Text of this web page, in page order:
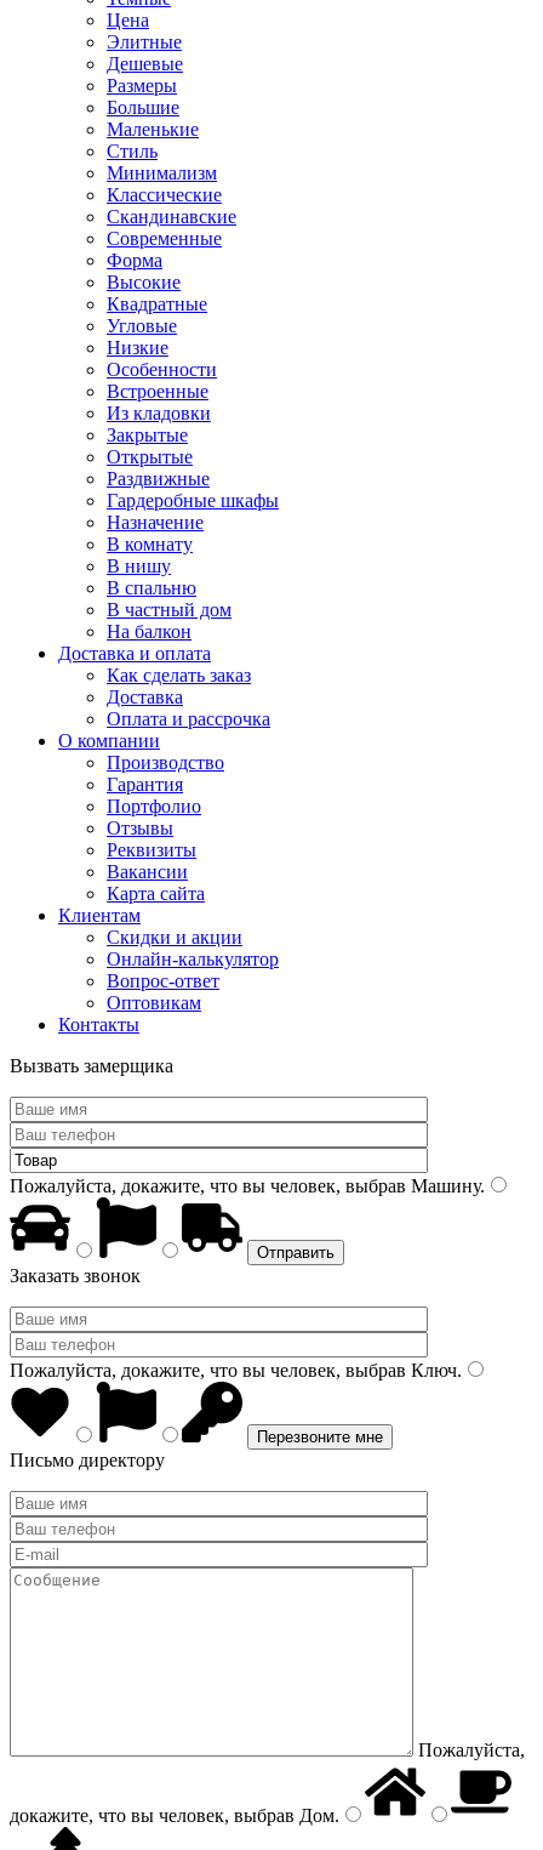
Цена
Элитные
Дешевые
Размеры
Большие
Маленькие
Стиль
Минимализм
Классические
Скандинавские
Современные
Форма
Высокие
Квадратные
Угловые
Низкие
Особенности
Встроенные
Из кладовки
Закрытые
Открытые
Раздвижные
Гардеробные шкафы
Назначение
В комнату
В нишу
В спальню
В частный дом
На балкон
Доставка и оплата
Как сделать заказ
Доставка
Оплата и рассрочка
О компании
Производство
Гарантия
Портфолио
Отзывы
Реквизиты
Вакансии
Карта сайта
Клиентам
Скидки и акции
Онлайн-калькулятор
Вопрос-ответ
Оптовикам
Контакты
Вызвать замерщика
Пожалуйста, докажите, что вы человек, выбрав Машину.
Заказать звонок
Пожалуйста, докажите, что вы человек, выбрав Ключ.
Письмо директору
Пожалуйста,
докажите, что вы человек, выбрав Дом.